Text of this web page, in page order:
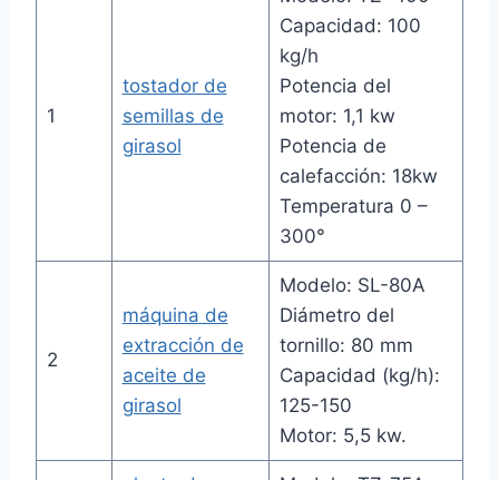
1
tostador de
semillas de
girasol
Capacidad: 100
kg/h
Potencia del
motor: 1,1 kw
Potencia de
calefacción: 18kw
Temperatura 0 –
300°
2
máquina de
extracción de
aceite de
girasol
Modelo: SL-80A
Diámetro del
tornillo: 80 mm
Capacidad (kg/h):
125-150
Motor: 5,5 kw.